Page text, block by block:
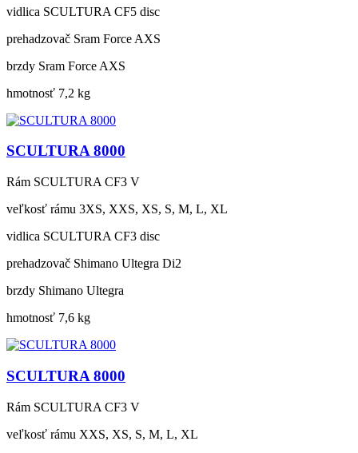
vidlica SCULTURA CF5 disc
prehadzovač Sram Force AXS
brzdy Sram Force AXS
hmotnosť 7,2 kg
SCULTURA 8000
Rám SCULTURA CF3 V
veľkosť rámu 3XS, XXS, XS, S, M, L, XL
vidlica SCULTURA CF3 disc
prehadzovač Shimano Ultegra Di2
brzdy Shimano Ultegra
hmotnosť 7,6 kg
SCULTURA 8000
Rám SCULTURA CF3 V
veľkosť rámu XXS, XS, S, M, L, XL